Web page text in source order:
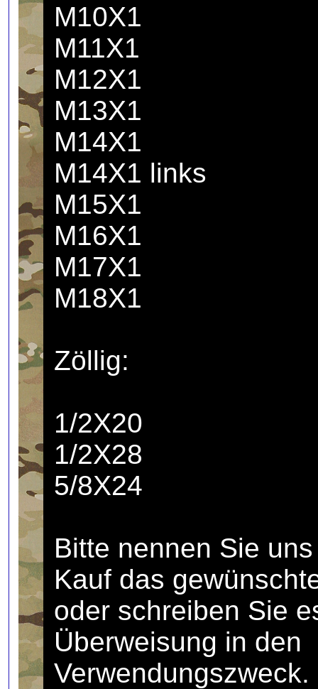
M10X1
M11X1
M12X1
M13X1
M14X1
M14X1 links
M15X1
M16X1
M17X1
M18X1
Zöllig:
1/2X20
1/2X28
5/8X24
Bitte nennen Sie
Kauf das
oder schreiben Sie
Überweisung in den
Verwendungszweck.